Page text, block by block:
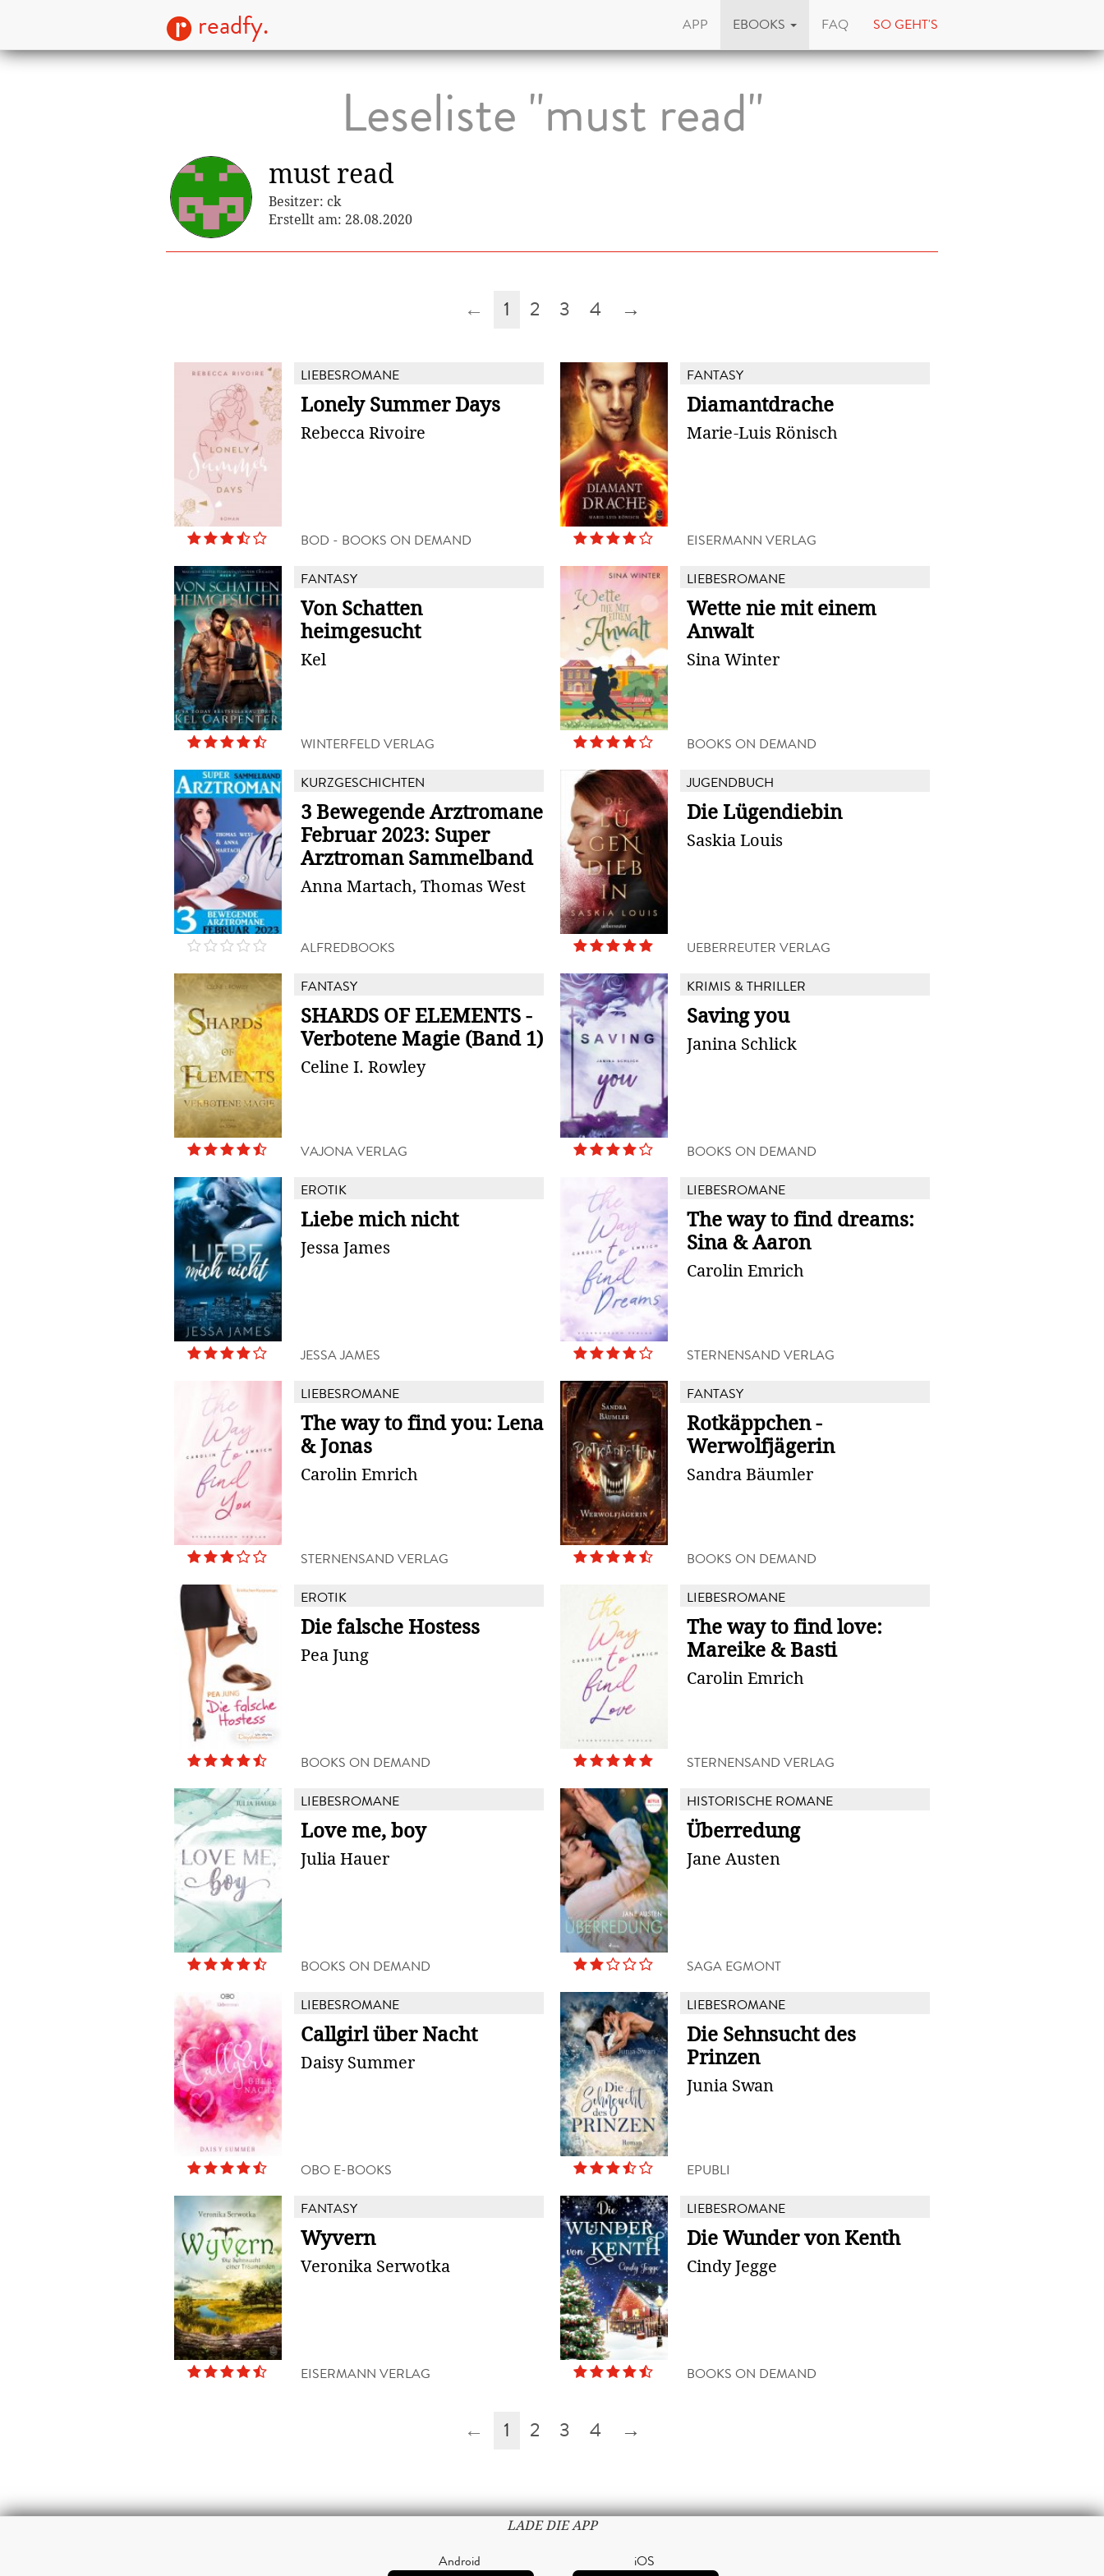
readfy. APP EBOOKS FAQ SO GEHT'S
Leseliste "must read"
must read
Besitzer: ck
Erstellt am: 28.08.2020
← 1 2 3 4 →
LIEBESROMANE
Lonely Summer Days
Rebecca Rivoire
BOD - BOOKS ON DEMAND
FANTASY
Diamantdrache
Marie-Luis Rönisch
EISERMANN VERLAG
FANTASY
Von Schatten
heimgesucht
Kel
WINTERFELD VERLAG
LIEBESROMANE
Wette nie mit einem
Anwalt
Sina Winter
BOOKS ON DEMAND
KURZGESCHICHTEN
3 Bewegende Arztromane
Februar 2023: Super
Arztroman Sammelband
Anna Martach, Thomas West
ALFREDBOOKS
JUGENDBUCH
Die Lügendiebin
Saskia Louis
UEBERREUTER VERLAG
FANTASY
SHARDS OF ELEMENTS -
Verbotene Magie (Band 1)
Celine I. Rowley
VAJONA VERLAG
KRIMIS & THRILLER
Saving you
Janina Schlick
BOOKS ON DEMAND
EROTIK
Liebe mich nicht
Jessa James
JESSA JAMES
LIEBESROMANE
The way to find dreams:
Sina & Aaron
Carolin Emrich
STERNENSAND VERLAG
LIEBESROMANE
The way to find you: Lena
& Jonas
Carolin Emrich
STERNENSAND VERLAG
FANTASY
Rotkäppchen -
Werwolfjägerin
Sandra Bäumler
BOOKS ON DEMAND
EROTIK
Die falsche Hostess
Pea Jung
BOOKS ON DEMAND
LIEBESROMANE
The way to find love:
Mareike & Basti
Carolin Emrich
STERNENSAND VERLAG
LIEBESROMANE
Love me, boy
Julia Hauer
BOOKS ON DEMAND
HISTORISCHE ROMANE
Überredung
Jane Austen
SAGA EGMONT
LIEBESROMANE
Callgirl über Nacht
Daisy Summer
OBO E-BOOKS
LIEBESROMANE
Die Sehnsucht des
Prinzen
Junia Swan
EPUBLI
FANTASY
Wyvern
Veronika Serwotka
EISERMANN VERLAG
LIEBESROMANE
Die Wunder von Kenth
Cindy Jegge
BOOKS ON DEMAND
← 1 2 3 4 →
LADE DIE APP
Android iOS